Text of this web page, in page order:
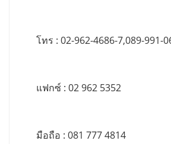
โทร : 02-962-4686-7,089-991-
แฟกซ์ : 02 962 5352
มือถือ : 081 777 4814